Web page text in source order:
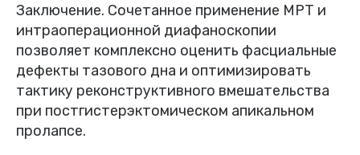
Заключение. Сочетанное применение МРТ и
интраоперационной диафаноскопии
позволяет комплексно оценить фасциальные
дефекты тазового дна и оптимизировать
тактику реконструктивного вмешательства
при постгистерэктомическом апикальном
пролапсе.